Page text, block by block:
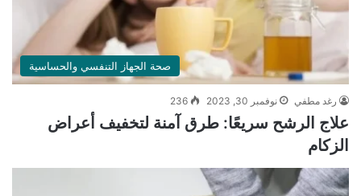
صحة الجهاز التنفسي والحساسية
رغد مطفي نوفمبر 30, 2023 236
علاج الرشح سريعًا: طرق آمنة لتخفيف أعراض
الزكام